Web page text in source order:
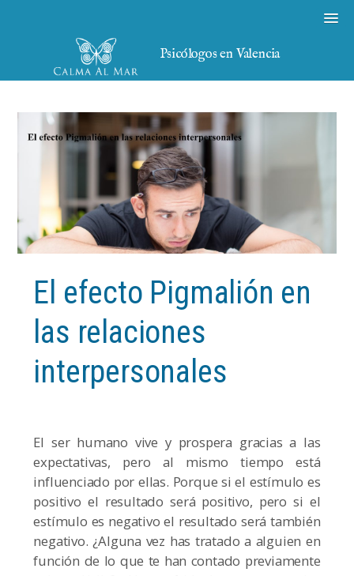
Psicólogos en Valencia
El efecto Pigmalión en
las relaciones
interpersonales
El ser humano vive y prospera gracias a las
expectativas, pero al mismo tiempo está
influenciado por ellas. Porque si el estímulo es
positivo el resultado será positivo, pero si el
estímulo es negativo el resultado será también
negativo. ¿Alguna vez has tratado a alguien en
función de lo que te han contado previamente